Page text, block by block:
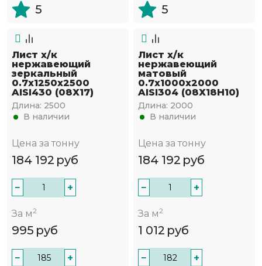
5 5
Лист х/к
нержавеющий
зеркальный
0.7х1250х2500
AISI430 (08Х17)
Длина: 2500
В наличии
Цена за тонну
184 192 руб
− +
За м2
995 руб
− +
Лист х/к
нержавеющий
матовый
0.7х1000х2000
AISI304 (08Х18Н10)
Длина: 2000
В наличии
Цена за тонну
184 192 руб
− +
За м2
1 012 руб
− +